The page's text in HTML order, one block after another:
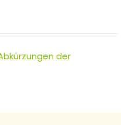
der